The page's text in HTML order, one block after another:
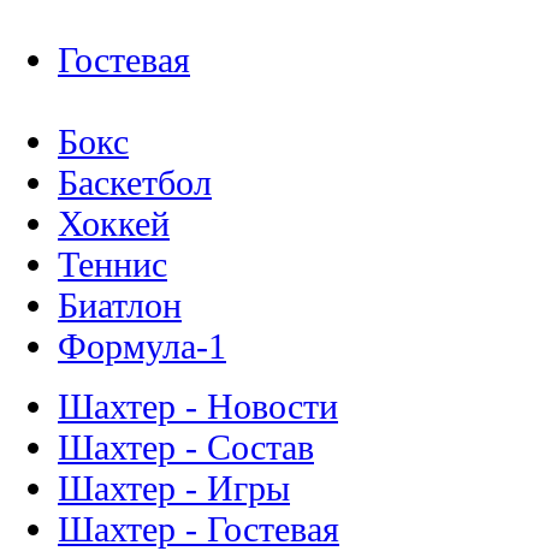
Гостевая
Бокс
Баскетбол
Хоккей
Теннис
Биатлон
Формула-1
Шахтер - Новости
Шахтер - Состав
Шахтер - Игры
Шахтер - Гостевая